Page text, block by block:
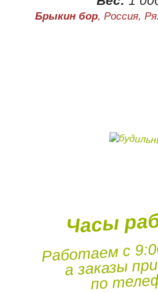
Брыкин бор, Россия,
Часы
Работаем с
а заказы
по